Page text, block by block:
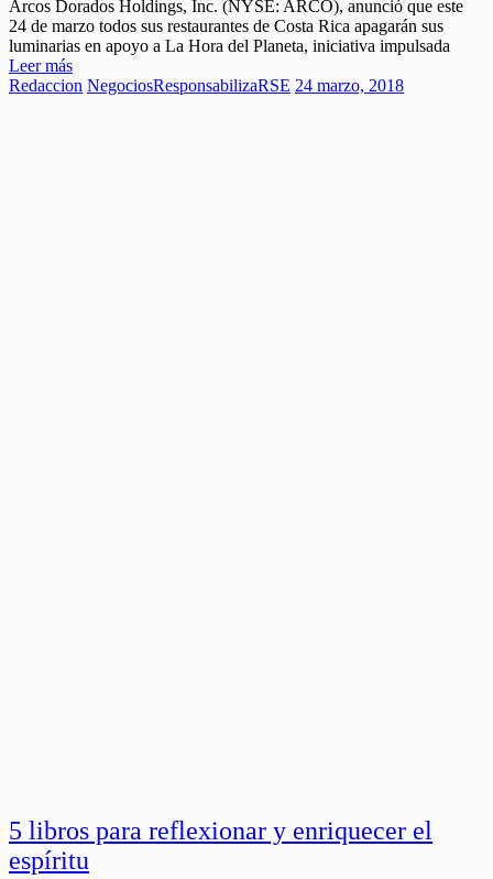
Arcos Dorados Holdings, Inc. (NYSE: ARCO), anunció que este
24 de marzo todos sus restaurantes de Costa Rica apagarán sus
luminarias en apoyo a La Hora del Planeta, iniciativa impulsada
Leer más
Redaccion NegociosResponsabilizaRSE 24 marzo, 2018
5 libros para reflexionar y enriquecer el
espíritu